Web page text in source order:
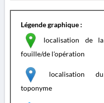
Légende graphique :
localisation de la
fouille/de l'opération
localisation du
toponyme